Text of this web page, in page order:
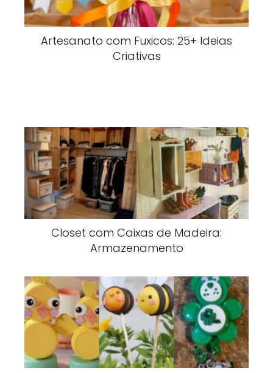
Artesanato com Fuxicos: 25+ Ideias
Criativas
Closet com Caixas de Madeira:
Armazenamento